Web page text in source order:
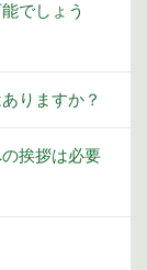
でしょう
りますか？
挨拶は必要